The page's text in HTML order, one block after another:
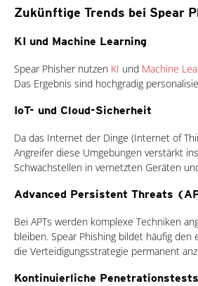
Zukünftige Trends bei Spear
KI und Machine Learning
Spear Phisher nutzen KI und Machine
Das Ergebnis sind hochgradig
IoT- und Cloud-Sicherheit
Da das Internet der Dinge (Internet of
Angreifer diese Umgebungen verstärkt
Schwachstellen in vernetzten Geräten
Advanced Persistent Threats
Bei APTs werden komplexe Techniken
bleiben. Spear Phishing bildet häufig
die Verteidigungsstrategie permanent
Kontinuierliche Penetrationstests